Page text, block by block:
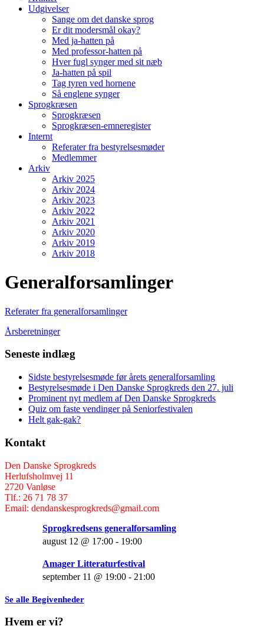
Udgivelser
Sange om det danske sprog
Er dit modersmål okay?
Med ja-hatten på
Med professor-hatten på
Hver fugl synger med sit næb
Ja-hatten på spil
Tag tyren ved hornene
Så englene synger
Sprogkræsen
Sprogkræsen
Sprogkræsen-emneregister
Internt
Referater fra bestyrelsesmøder
Medlemmer
Arkiv
Arkiv 2025
Arkiv 2024
Arkiv 2023
Arkiv 2022
Arkiv 2021
Arkiv 2020
Arkiv 2019
Arkiv 2018
Generalforsamlinger
Referater fra generalforsamlinger
Årsberetninger
Seneste indlæg
Sidste bestyrelsesmøde før årets generalforsamling
Bestyrelsesmøde i Den Danske Sprogkreds den 27. juli
Prominent nyt medlem af Den Danske Sprogkreds
Quiz om faste vendinger på Seniorfestivalen
Helt gak-gak?
Kontakt
Den Danske Sprogkreds
Herlufsholmvej 11
2720 Vanløse
Tlf.: 26 71 78 37
Email: dendanskesprogkreds@gmail.com
Sprogkredsens generalforsamling
august 12 @ 17:00 - 19:00
Amager Litteraturfestival
september 11 @ 19:00 - 21:00
Se alle Begivenheder
Hvem er vi?